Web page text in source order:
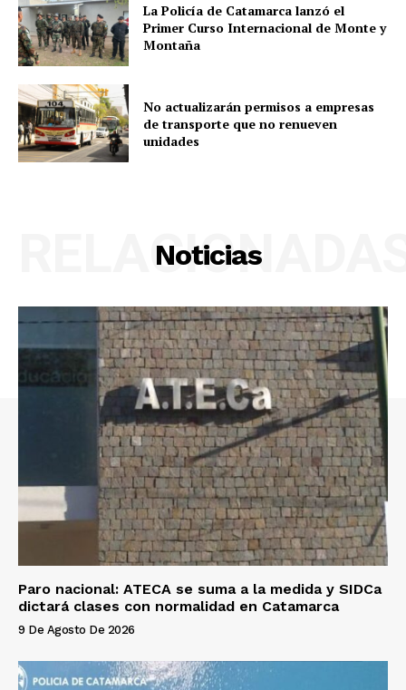
La Policía de Catamarca lanzó el
Primer Curso Internacional de Monte y
Montaña
No actualizarán permisos a empresas
de transporte que no renueven
unidades
Noticias
Paro nacional: ATECA se suma a la medida y SIDCa
dictará clases con normalidad en Catamarca
9 De Agosto De 2026